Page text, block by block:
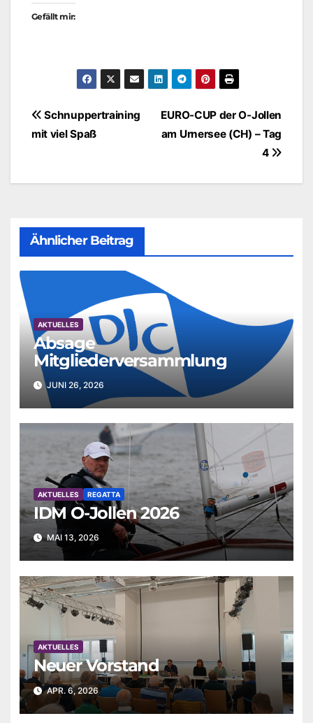
Gefällt mir:
Beitragsnavigation
EURO-CUP der O-Jollen
am Urnersee (CH) – Tag
4
Schnuppertraining
mit viel Spaß
Ähnlicher Beitrag
AKTUELLES
Absage
Mitgliederversammlung
JUNI 26, 2026
AKTUELLES REGATTA
IDM O-Jollen 2026
MAI 13, 2026
AKTUELLES
Neuer Vorstand
APR. 6, 2026